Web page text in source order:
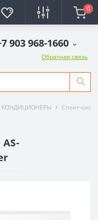
0
903 968-1660
Обратная связь
КОНДИЦИОНЕРЫ Сплит-